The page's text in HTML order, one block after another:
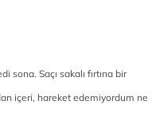
sona. Saçı sakalı fırtına bir
içeri, hareket edemiyordum ne